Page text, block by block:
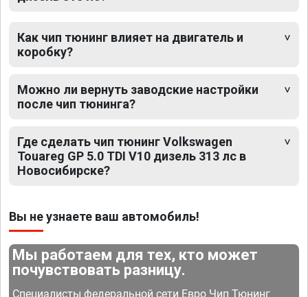
Как чип тюнинг влияет на двигатель и
коробку?
Можно ли вернуть заводские настройки
после чип тюнинга?
Где сделать чип тюнинг Volkswagen
Touareg GP 5.0 TDI V10 дизель 313 лс в
Новосибирске?
Вы не узнаете ваш автомобиль!
Мы работаем для тех, кто может
почувствовать разницу.
Специалисты федеральной сети Евро Чип Тюнинг